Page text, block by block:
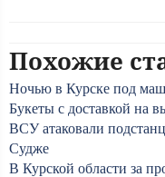
Похожие
Ночью в Курске под
Букеты с доставкой на
ВСУ атаковали
Судже
В Курской области за